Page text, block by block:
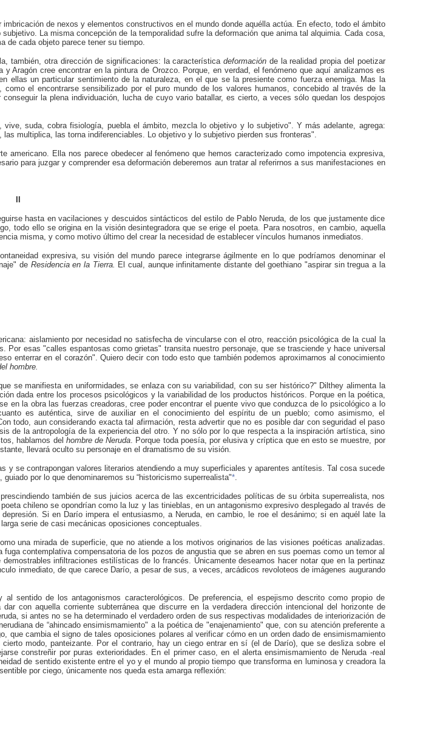
de nexos y elementos constructivos en el mundo donde aquélla actúa. En efecto, todo el ámbito
La misma concepción de la temporalidad sufre la deformación que anima tal alquimia. Cada cosa,
de cada objeto parece tener su tiempo.
también, otra dirección de significaciones: la característicadeformación de la realidad propia del poetizar
Aragón cree encontrar en la pintura de Orozco. Porque, en verdad, el fenómeno que aquí analizamos es
ellas un particular sentimiento de la naturaleza, en el que se la presiente como fuerza enemiga. Mas la
el encontrarse sensibilizado por el puro mundo de los valores humanos, concebido al través de la
la plena individuación, lucha de cuyo vario batallar, es cierto, a veces sólo quedan los despojos
suda, cobra fisiología, puebla el ámbito, mezcla lo objetivo y lo subjetivo". Y más adelante, agrega:
multiplica, las torna indiferenciables. Lo objetivo y lo subjetivo pierden sus fronteras".
americano. Ella nos parece obedecer al fenómeno que hemos caracterizado como impotencia expresiva,
para juzgar y comprender esa deformación deberemos aun tratar al referirnos a sus manifestaciones en
hasta en vacilaciones y descuidos sintácticos del estilo de Pablo Neruda, de los que justamente dice
todo ello se origina en la visión desintegradora que se erige el poeta. Para nosotros, en cambio, aquella
misma, y como motivo último del crear la necesidad de establecer vínculos humanos inmediatos.
expresiva, su visión del mundo parece integrarse ágilmente en lo que podríamos denominar el
de Residencia en la Tierra. El cual, aunque infinitamente distante del goethiano "aspirar sin tregua a la
aislamiento por necesidad no satisfecha de vincularse con el otro, reacción psicológica de la cual la
esas "calles espantosas como grietas" transita nuestro personaje, que se trasciende y hace universal
enterrar en el corazón". Quiero decir con todo esto que también podemos aproximarnos al conocimiento
hombre.
se manifiesta en uniformidades, se enlaza con su variabilidad, con su ser histórico?" Dilthey alimenta la
dada entre los procesos psicológicos y la variabilidad de los productos históricos. Porque en la poética,
en la obra las fuerzas creadoras, cree poder encontrar el puente vivo que conduzca de lo psicológico a lo
es auténtica, sirve de auxiliar en el conocimiento del espíritu de un pueblo; como asimismo, el
todo, aun considerando exacta tal afirmación, resta advertir que no es posible dar con seguridad el paso
de la antropología de la experiencia del otro. Y no sólo por lo que respecta a la inspiración artística, sino
hablamos del hombre de Neruda. Porque toda poesía, por elusiva y críptica que en esto se muestre, por
llevará oculto su personaje en el dramatismo de su visión.
se contrapongan valores literarios atendiendo a muy superficiales y aparentes antítesis. Tal cosa sucede
por lo que denominaremos su “historicismo superrealista"*.
también de sus juicios acerca de las excentricidades políticas de su órbita superrealista, nos
chileno se opondrían como la luz y las tinieblas, en un antagonismo expresivo desplegado al través de
Si en Darío impera el entusiasmo, a Neruda, en cambio, le roe el desánimo; si en aquél late la
serie de casi mecánicas oposiciones conceptuales.
una mirada de superficie, que no atiende a los motivos originarios de las visiones poéticas analizadas.
contemplativa compensatoria de los pozos de angustia que se abren en sus poemas como un temor al
infiltraciones estilísticas de lo francés. Únicamente deseamos hacer notar que en la pertinaz
inmediato, de que carece Darío, a pesar de sus, a veces, arcádicos revoloteos de imágenes augurando
sentido de los antagonismos caracterológicos. De preferencia, el espejismo descrito como propio de
con aquella corriente subterránea que discurre en la verdadera dirección intencional del horizonte de
si antes no se ha determinado el verdadero orden de sus respectivas modalidades de interiorización de
de “ahincado ensimismamiento" a la poética de "enajenamiento" que, con su atención preferente a
que cambia el signo de tales oposiciones polares al verificar cómo en un orden dado de ensimismamiento
modo, panteizante. Por el contrario, hay un ciego entrar en sí (el de Darío), que se desliza sobre el
constreñir por puras exterioridades. En el primer caso, en el alerta ensimismamiento de Neruda -real
de sentido existente entre el yo y el mundo al propio tiempo que transforma en luminosa y creadora la
por ciego, únicamente nos queda esta amarga reflexión: